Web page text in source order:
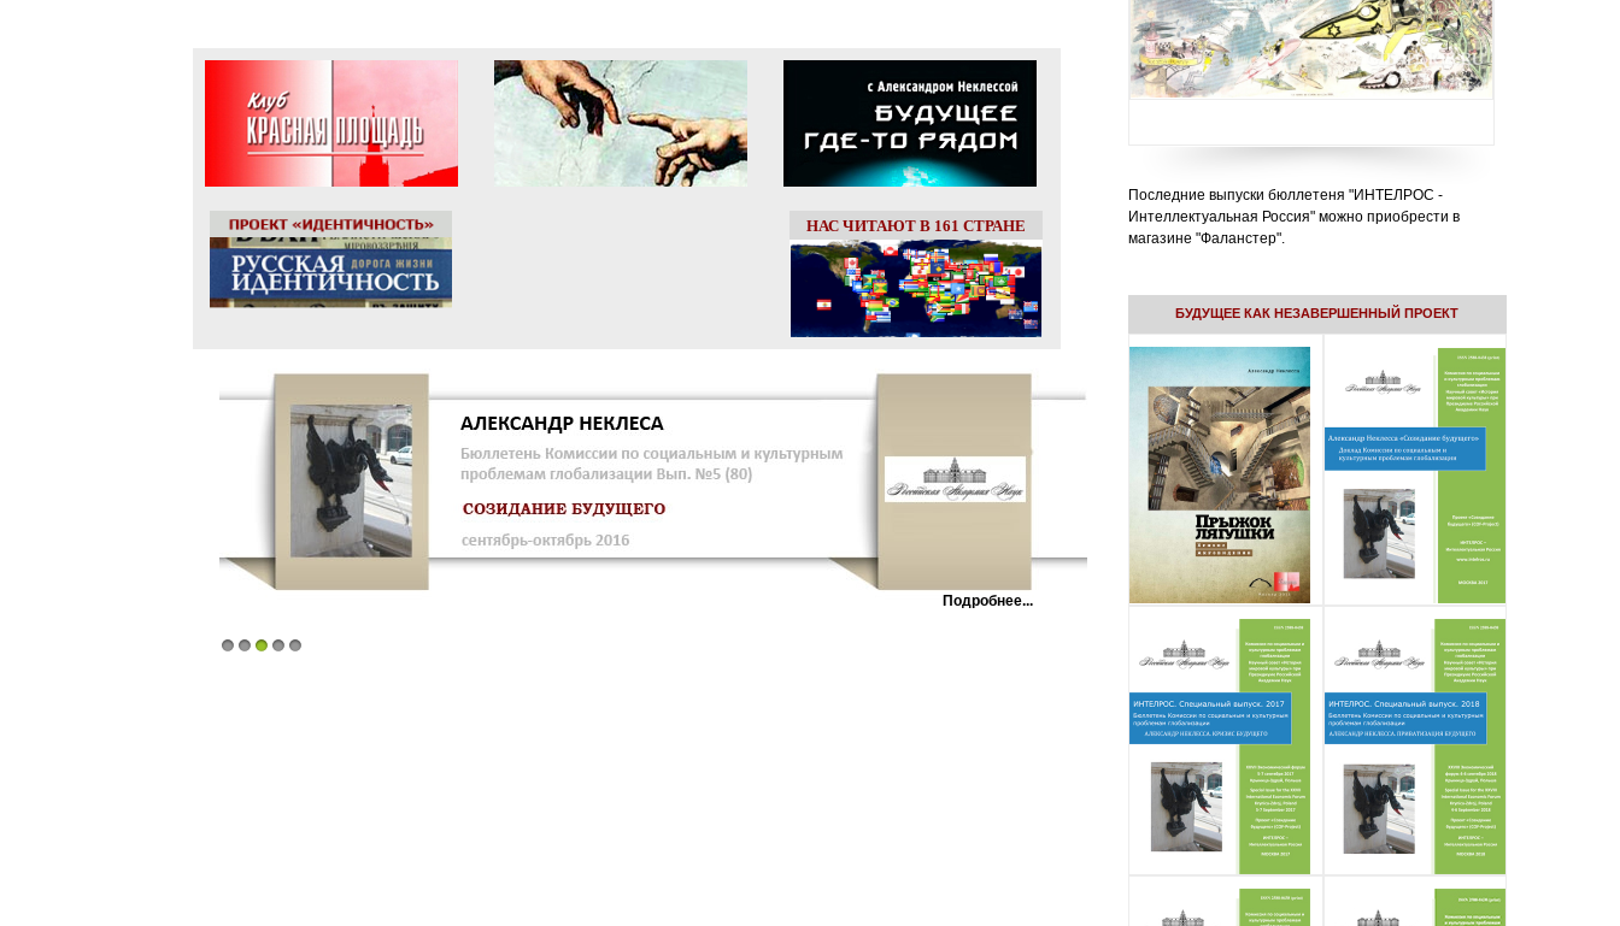
НАС ЧИТАЮТ В 161 СТРАНЕ
Подробнее...
Последние выпуски бюллетеня "ИНТЕЛРОС -
Интеллектуальная Россия" можно приобрести в
магазине "Фаланстер".
БУДУЩЕЕ КАК НЕЗАВЕРШЕННЫЙ ПРОЕКТ